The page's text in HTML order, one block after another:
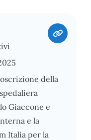
della
Giaccone e
e la
Italia per la